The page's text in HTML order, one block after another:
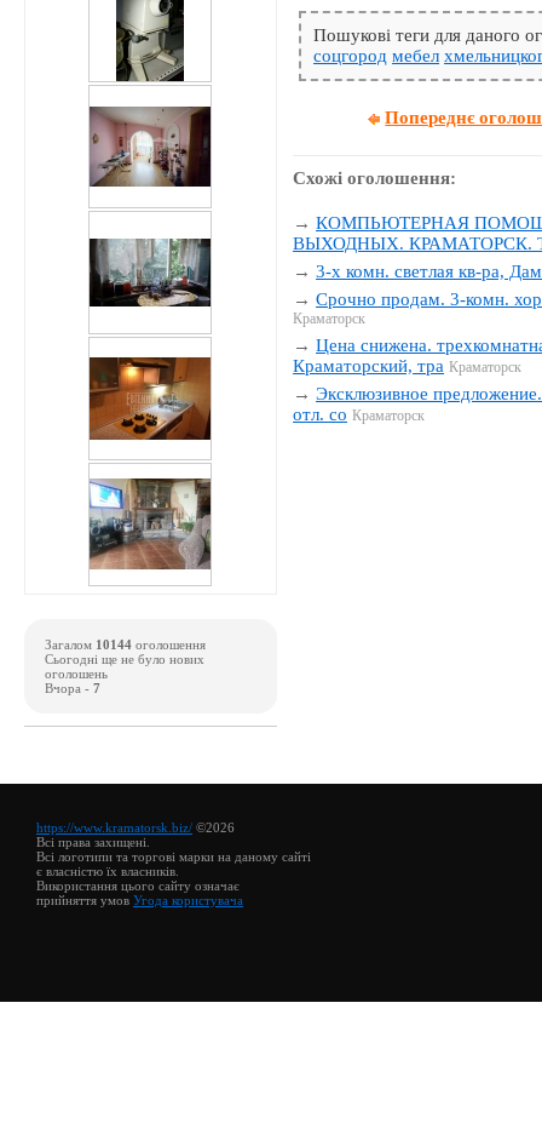
Пошукові теги для даного
соцгород мебел
Попереднє
Схожі оголошення:
→КОМПЬЮТЕРНАЯ
ВЫХОДНЫХ. КРАМАТОРСК.
→3-х комн. светлая кв-ра,
→Срочно продам. 3-комн.
Краматорск
→Цена снижена.
Краматорский, тра Краматорск
→Эксклюзивное
отл. со Краматорск
Загалом 10144 оголошення
Сьогодні ще не було нових
оголошень
Вчора - 7
https://www.kramatorsk.biz/ ©2026
Всі права захищені.
Всі логотипи та торгові марки на даному сайті
є власністю їх власників.
Використання цього сайту означає
прийняття умов Угода користувача